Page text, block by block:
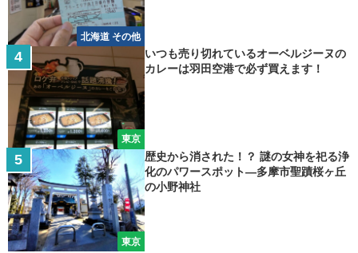
北海道 その他
東京
いつも売り切れているオーベルジーヌの
カレーは羽田空港で必ず買えます！
東京
歴史から消された！？ 謎の女神を祀る浄
化のパワースポット―多摩市聖蹟桜ヶ丘
の小野神社